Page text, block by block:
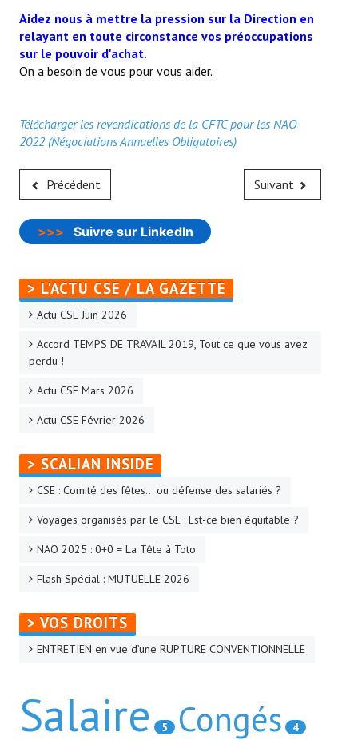
Aidez nous à mettre la pression sur la Direction en
relayant en toute circonstance vos préoccupations
sur le pouvoir d'achat.
On a besoin de vous pour vous aider.
Télécharger les revendications de la CFTC pour les NAO
2022 (Négociations Annuelles Obligatoires)
Précédent Suivant
>>> Suivre sur LinkedIn
> L'ACTU CSE / LA GAZETTE
Actu CSE Juin 2026
Accord TEMPS DE TRAVAIL 2019, Tout ce que vous avez
perdu !
Actu CSE Mars 2026
Actu CSE Février 2026
> SCALIAN INSIDE
CSE : Comité des fêtes… ou défense des salariés ?
Voyages organisés par le CSE : Est-ce bien équitable ?
NAO 2025 : 0+0 = La Tête à Toto
Flash Spécial : MUTUELLE 2026
> VOS DROITS
ENTRETIEN en vue d’une RUPTURE CONVENTIONNELLE
Salaire 5 Congés 4